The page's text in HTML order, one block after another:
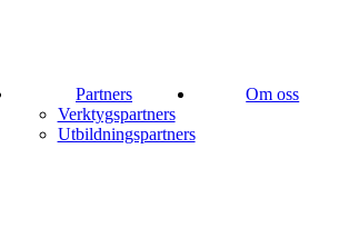
Partners
Verktygspartners
Utbildningspartners
Om oss